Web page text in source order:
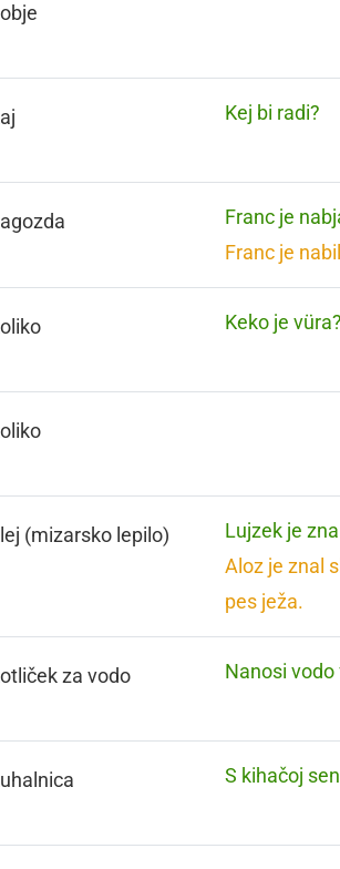
Kej bi radi?
Franc je
Franc je
Keko je vüra?
(mizarsko lepilo)
Lujzek je
Aloz je znal
pes ježa.
za vodo Nanosi vodo
S kihačoj